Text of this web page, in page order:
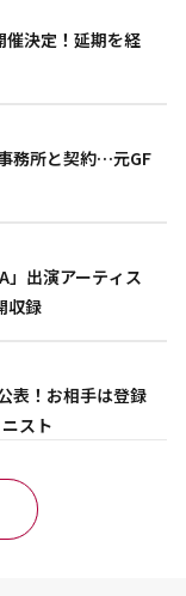
催決定！延期を経
務所と契約…元GF
」出演アーティス
収録
表！お相手は登録
スト